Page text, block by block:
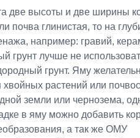
две высоты и две ширины
почва глинистая, то на
например: гравий,
грунт лучше не
грунт. Яму
растений или
земли или чернозема,
в яму можно добавить
а так же ОМУ